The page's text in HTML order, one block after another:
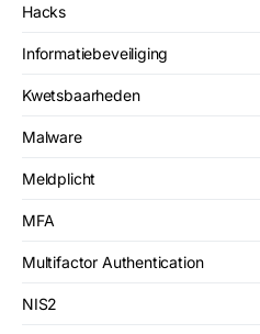
Hacks
Informatiebeveiliging
Kwetsbaarheden
Malware
Meldplicht
MFA
Multifactor Authentication
NIS2